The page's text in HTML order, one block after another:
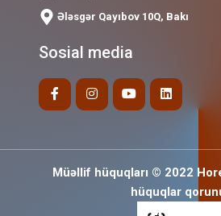
Ələsgər Qayıbov 10Q, Bakı
Sosial media
Müəllif hüquqları © 2022
hüquqlar